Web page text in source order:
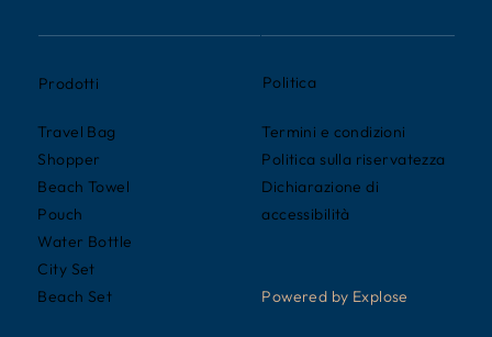
Prodotti
Travel Bag
Shopper
Beach Towel
Pouch
Water Bottle
City Set
Beach Set
Politica
Termini e condizioni
Politica sulla riservatezza
Dichiarazione di
accessibilità
Powered by Explose